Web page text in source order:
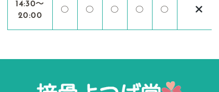
14:30〜
20:00
○ ○ ○ ○ ○